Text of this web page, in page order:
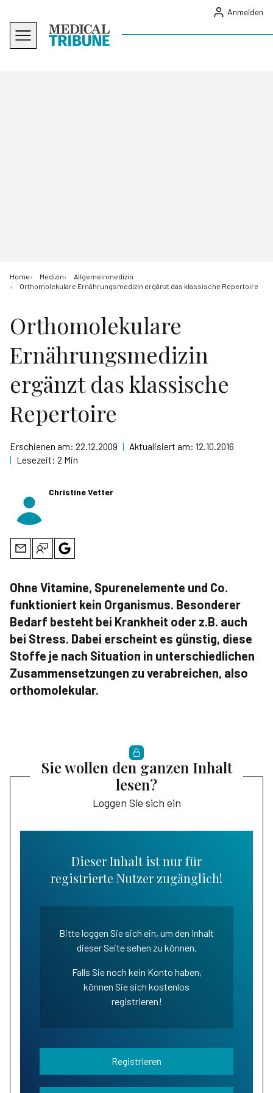
Anmelden
Home Medizin
Allgemeinmedizin
Orthomolekulare Ernährungsmedizin ergänzt das klassische Repertoire
Orthomolekulare
Ernährungsmedizin
ergänzt das klassische
Repertoire
Erschienen am: 22.12.2009 | Aktualisiert am: 12.10.2016
| Lesezeit: 2 Min
Christine Vetter
Ohne Vitamine, Spurenelemente und Co.
funktioniert kein Organismus. Besonderer
Bedarf besteht bei Krankheit oder z.B. auch
bei Stress. Dabei erscheint es günstig, diese
Stoffe je nach Situation in unterschiedlichen
Zusammensetzungen zu verabreichen, also
orthomolekular.
Sie wollen den ganzen Inhalt
lesen?
Loggen Sie sich ein
Dieser Inhalt ist nur für
registrierte Nutzer zugänglich!
Bitte loggen Sie sich ein, um den Inhalt
dieser Seite sehen zu können.
Falls Sie noch kein Konto haben,
können Sie sich kostenlos
registrieren!
Registrieren